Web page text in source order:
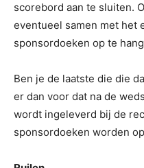
scorebord aan te sluiten.
eventueel samen met het
sponsordoeken op te
Ben je de laatste die die
er dan voor dat na de
wordt ingeleverd bij de
sponsordoeken worden